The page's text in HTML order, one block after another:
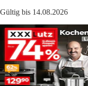
Gültig bis 14.08.2026